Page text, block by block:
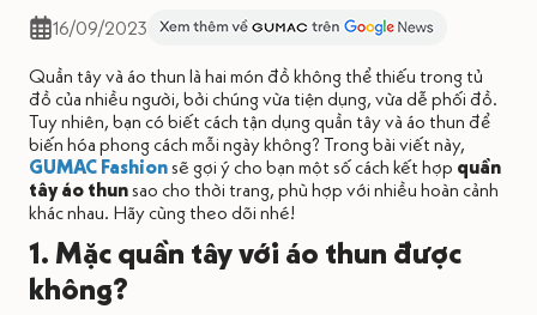
16/09/2023
Quần tây và áo thun là hai món đồ không thể thiếu trong tủ
đồ của nhiều người, bởi chúng vừa tiện dụng, vừa dễ phối đồ.
Tuy nhiên, bạn có biết cách tận dụng quần tây và áo thun để
biến hóa phong cách mỗi ngày không? Trong bài viết này,
GUMAC Fashionsẽ gợi ý cho bạn một số cách kết hợp quần
tây áo thunsao cho thời trang, phù hợp với nhiều hoàn cảnh
khác nhau. Hãy cùng theo dõi nhé!
1. Mặc quần tây với áo thun được
không?